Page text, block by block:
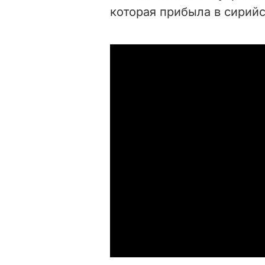
которая прибыла в